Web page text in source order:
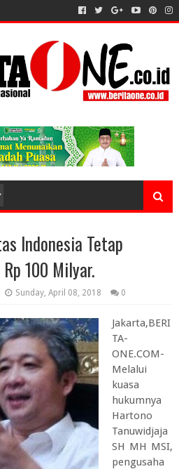
Indonesia Tetap
100 Milyar.
Sunday, April 08, 2018 0
Jakarta,BERI
TA-
ONE.COM-
Melalui
kuasa
hukumnya
Hartono
Tanuwidjaja
SH MH MSI,
pengusaha